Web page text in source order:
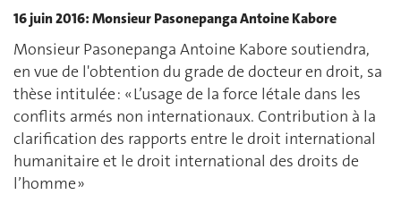
16 juin 2016: Monsieur Pasonepanga Antoine Kabore
Monsieur Pasonepanga Antoine Kabore soutiendra,
en vue de l'obtention du grade de docteur en droit, sa
thèse intitulée : « L’usage de la force létale dans les
conflits armés non internationaux. Contribution à la
clarification des rapports entre le droit international
humanitaire et le droit international des droits de
l’homme »